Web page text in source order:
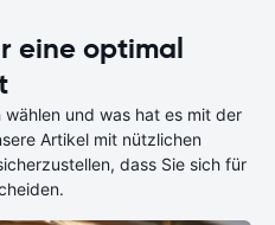
eine optimal
und was hat es mit der
Artikel mit nützlichen
dass Sie sich für